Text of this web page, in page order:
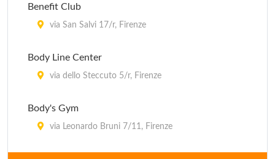
Benefit Club
via San Salvi 17/r, Firenze
Body Line Center
via dello Steccuto 5/r, Firenze
Body's Gym
via Leonardo Bruni 7/11, Firenze